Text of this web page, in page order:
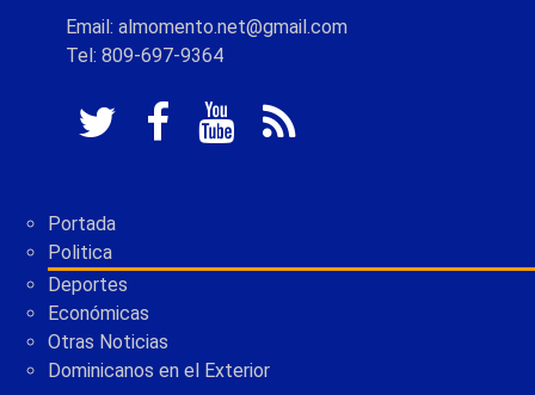
Email: almomento.net@gmail.com
Tel: 809-697-9364
Portada
Politica
Deportes
Económicas
Otras Noticias
Dominicanos en el Exterior